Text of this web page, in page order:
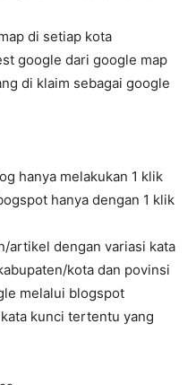
di setiap kota
google dari google map
di klaim sebagai google
hanya melakukan 1 klik
hanya dengan 1 klik
artikel dengan variasi kata
kota dan povinsi
melalui blogspot
kunci tertentu yang